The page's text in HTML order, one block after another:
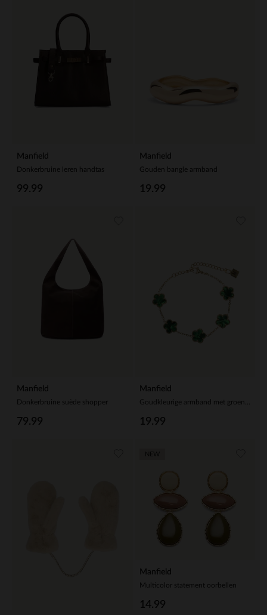
Manfield
Donkerbruine leren handtas
99.99
Manfield
Gouden bangle armband
19.99
Manfield
Donkerbruine suède shopper
79.99
Manfield
19.99
Manfield
Multicolor statement oorbellen
14.99